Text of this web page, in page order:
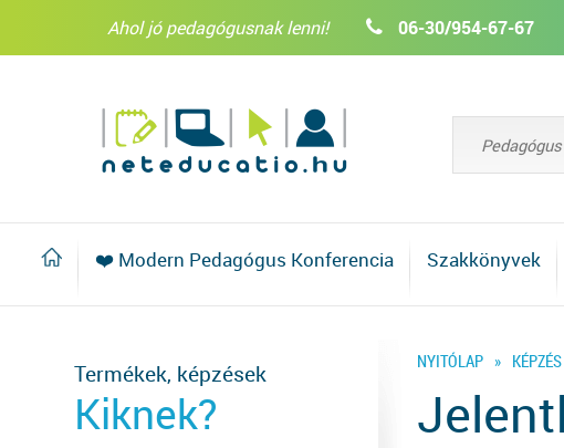
Ahol jó pedagógusnak lenni! 06-30/954-67-67
❤️ Modern Pedagógus Konferencia Szakkönyvek
NYITÓLAP »
Termékek, képzések
Kiknek?